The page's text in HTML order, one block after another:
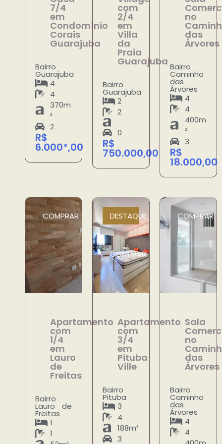
7/4
em
Condomínio
Corais
Guarajuba
Bairro
Guarajuba
4
4
370m
²
2
R$
6.000*,00
com
2/4
em
Villa
da
Praia
Guarajuba
Bairro
Guarajuba
2
2
0
R$
750.000,00
no
das
Árvores
Bairro
Caminho
das
Árvores
4
4
400m
²
3
R$
18.000,00
COMPRAR
Apartamento
com
1/4
em
Lauro
de
Freitas
Bairro
Lauro de
Freitas
1
1
DESTAQUE
COMPRAR
Apartamento
com
3/4
em
Pituba
Ville
Bairro
Pituba
3
4
188m²
3
COMPRAR
Sala
no
das
Árvores
Bairro
Caminho
das
Árvores
4
4